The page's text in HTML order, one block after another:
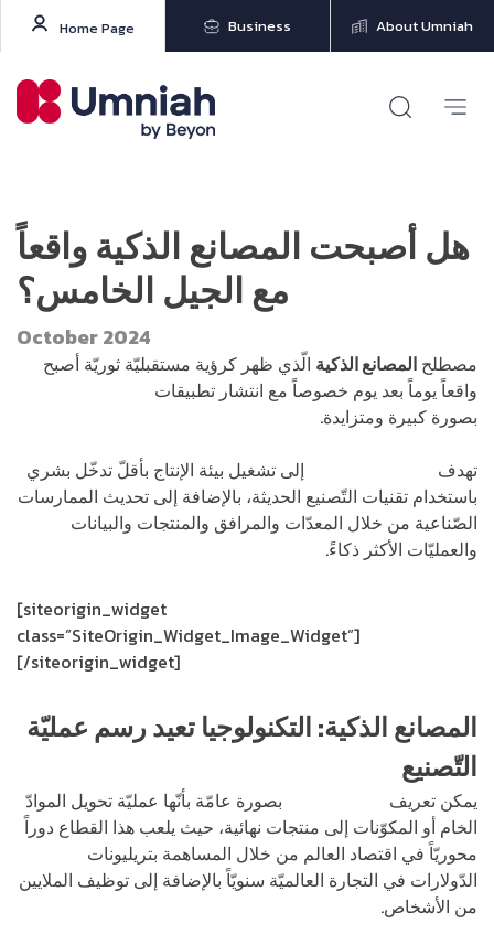
Home Page Business About Umniah
هل أصبحت المصانع الذكية واقعاً
مع الجيل الخامس؟
October 2024
مصطلح المصانع الذكية الّذي ظهر كرؤية مستقبليّة ثوريّة أصبح
واقعاً يوماً بعد يوم خصوصاً مع انتشار تطبيقات
بصورة كبيرة ومتزايدة.
تهدف
إلى تشغيل بيئة الإنتاج بأقلّ تدخّل بشري
باستخدام تقنيات التّصنيع الحديثة، بالإضافة إلى تحديث الممارسات
الصّناعية من خلال المعدّات والمرافق والمنتجات والبيانات
والعمليّات الأكثر ذكاءً.
[siteorigin_widget
class=”SiteOrigin_Widget_Image_Widget”]
[/siteorigin_widget]
المصانع الذكية: التكنولوجيا تعيد رسم عمليّة
التّصنيع
يمكن تعريف
بصورة عامّة بأنّها عمليّة تحويل الموادّ
الخام أو المكوّنات إلى منتجات نهائية، حيث يلعب هذا القطاع دوراً
محوريّاً في اقتصاد العالم من خلال المساهمة بتريليونات
الدّولارات في التجارة العالميّة سنويّاً بالإضافة إلى توظيف الملايين
من الأشخاص.